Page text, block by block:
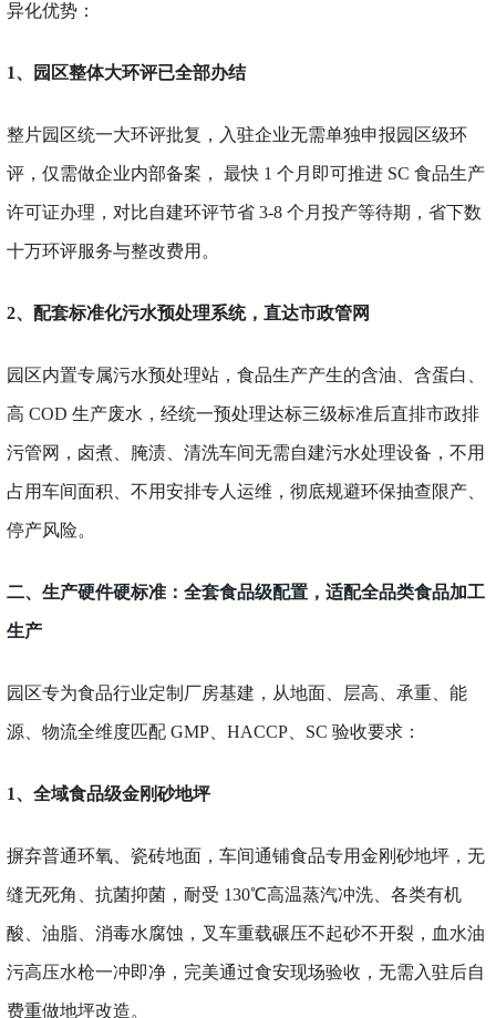
异化优势：
1、 园区整体大环评已全部办结
整片园区统一大环评批复，入驻企业无需单独申报园区级环
评，仅需做企业内部备案， 最快 1 个月即可推进 SC 食品生产
许可证办理，对比自建环评节省 3-8 个月投产等待期，省下数
十万环评服务与整改费用。
2、 配套标准化污水预处理系统，直达市政管网
园区内置专属污水预处理站，食品生产产生的含油、含蛋白、
高 COD 生产废水，经统一预处理达标三级标准后直排市政排
污管网，卤煮、腌渍、清洗车间无需自建污水处理设备，不用
占用车间面积、不用安排专人运维，彻底规避环保抽查限产、
停产风险。
二、生产硬件硬标准：全套食品级配置，适配全品类食品加工
生产
园区专为食品行业定制厂房基建，从地面、层高、承重、能
源、物流全维度匹配 GMP、HACCP、SC 验收要求：
1、 全域食品级金刚砂地坪
摒弃普通环氧、瓷砖地面，车间通铺食品专用金刚砂地坪，无
缝无死角、抗菌抑菌，耐受 130℃高温蒸汽冲洗、各类有机
酸、油脂、消毒水腐蚀，叉车重载碾压不起砂不开裂，血水油
污高压水枪一冲即净，完美通过食安现场验收，无需入驻后自
费重做地坪改造。